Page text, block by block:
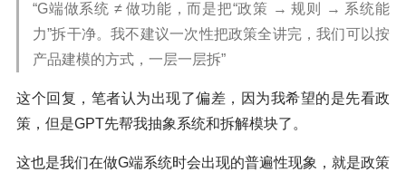
“G端做系统 ≠ 做功能，而是把“政策 → 规则 → 系统能
力”拆干净。我不建议一次性把政策全讲完，我们可以按
产品建模的方式，一层一层拆”
这个回复，笔者认为出现了偏差，因为我希望的是先看政
策，但是GPT先帮我抽象系统和拆解模块了。
这也是我们在做G端系统时会出现的普遍性现象，就是政策